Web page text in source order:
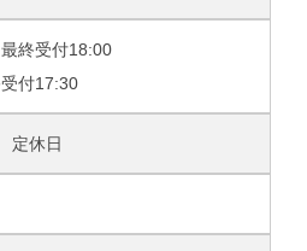
終受付18:00
受付17:30
定休日